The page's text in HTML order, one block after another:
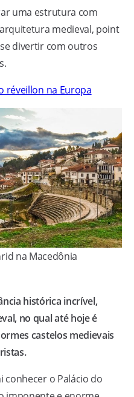
uma estrutura com
medieval, point
divertir com outros
réveillon na Europa
na Macedônia
histórica incrível,
no qual até hoje é
castelos medievais
conhecer o Palácio do